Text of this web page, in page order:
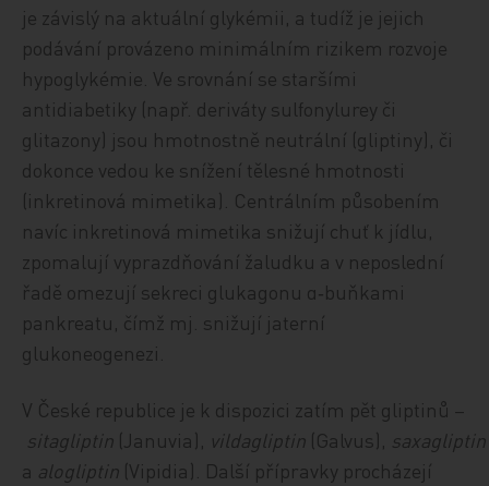
je závislý na aktuální glykémii, a tudíž je jejich
podávání provázeno minimálním rizikem rozvoje
hypoglykémie. Ve srovnání se staršími
antidiabetiky (např. deriváty sulfonylurey či
glitazony) jsou hmotnostně neutrální (gliptiny), či
dokonce vedou ke snížení tělesné hmotnosti
(inkretinová mimetika). Centrálním působením
navíc inkretinová mimetika snižují chuť k jídlu,
zpomalují vyprazdňování žaludku a v neposlední
řadě omezují sekreci glukagonu α‑buňkami
pankreatu, čímž mj. snižují jaterní
glukoneogenezi.
V České republice je k dispozici zatím pět gliptinů –
sitagliptin (Januvia), vildagliptin (Galvus), saxagliptin
a alogliptin (Vipidia). Další přípravky procházejí